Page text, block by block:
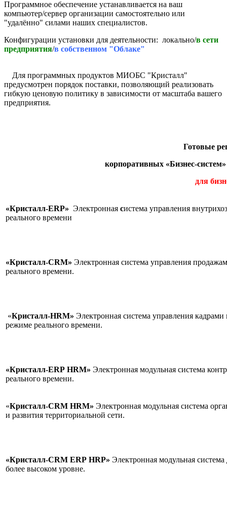
Программное обеспечение устанавливается на ваш
компьютер/сервер организации самостоятельно или
"удалённо" силами наших специалистов.
Конфигурации установки для деятельности: локально/в сети
предприятия/в собственном "Облаке"
Для программных продуктов МИОБС "Кристалл"
предусмотрен порядок поставки, позволяющий реализовать
гибкую ценовую политику в зависимости от масштаба вашего
предприятия.
Готовые
корпоративных «Бизнес-
для
«Кристалл-ERP» Электронная система управления
реального времени
«Кристалл-CRM» Электронная система управления
реального
«Кристалл-HRM» Электронная система управления
режиме реального
«Кристалл-ERP HRM» Электронная модульная система
реального
«Кристалл-CRM HRM» Электронная модульная система
и развития территориальной сети.
«Кристалл-CRM ERP HRP» Электронная модульная
более высоком уровне.